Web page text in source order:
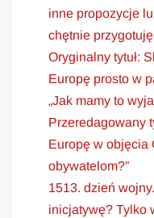
inne propozycje
chętnie
Oryginalny tytuł:
Europę prosto w
„Jak mamy to
Przeredagowany
Europę w objęcia
obywatelom?”
1513. dzień
inicjatywę? Tylko